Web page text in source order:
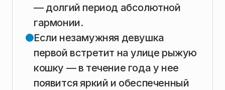
— долгий период абсолютной
гармонии.
Если незамужняя девушка
первой встретит на улице рыжую
кошку — в течение года у нее
появится яркий и обеспеченный